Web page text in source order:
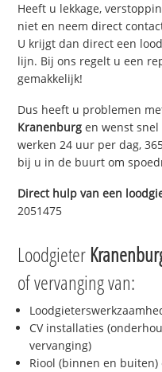
Heeft u lekkage,
niet en neem direct
U krijgt dan direct een
lijn. Bij ons regelt u een
gemakkelijk!
Dus heeft u problemen
Kranenburg en wenst
werken 24 uur per dag,
bij u in de buurt om
Direct hulp van een
2051475
Loodgieter
of vervanging van:
CV installaties
vervanging)
Riool (binnen en